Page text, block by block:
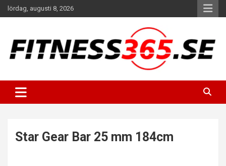
Hoppa
till
lördag, augusti 8, 2026
FITNESS365
Star Gear Bar 25 mm 184cm